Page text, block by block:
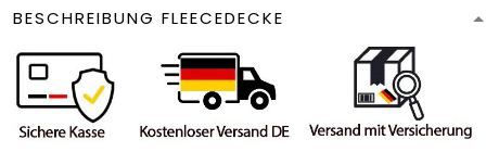
BESCHREIBUNG FLEECEDECKE